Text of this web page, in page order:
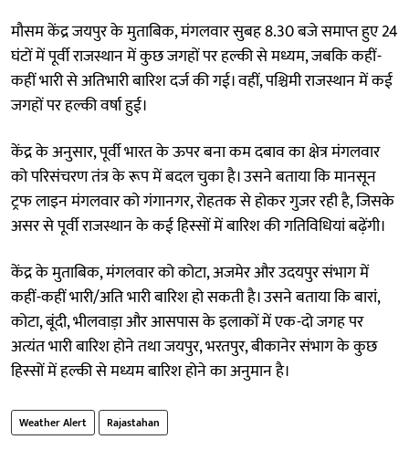
मौसम केंद्र जयपुर के मुताबिक, मंगलवार सुबह 8.30 बजे समाप्त हुए 24
घंटों में पूर्वी राजस्थान में कुछ जगहों पर हल्की से मध्यम, जबकि कहीं-
कहीं भारी से अतिभारी बारिश दर्ज की गई। वहीं, पश्चिमी राजस्थान में कई
जगहों पर हल्की वर्षा हुई।
केंद्र के अनुसार, पूर्वी भारत के ऊपर बना कम दबाव का क्षेत्र मंगलवार
को परिसंचरण तंत्र के रूप में बदल चुका है। उसने बताया कि मानसून
ट्रफ लाइन मंगलवार को गंगानगर, रोहतक से होकर गुजर रही है, जिसके
असर से पूर्वी राजस्थान के कई हिस्सों में बारिश की गतिविधियां बढ़ेंगी।
केंद्र के मुताबिक, मंगलवार को कोटा, अजमेर और उदयपुर संभाग में
कहीं-कहीं भारी/अति भारी बारिश हो सकती है। उसने बताया कि बारां,
कोटा, बूंदी, भीलवाड़ा और आसपास के इलाकों में एक-दो जगह पर
अत्यंत भारी बारिश होने तथा जयपुर, भरतपुर, बीकानेर संभाग के कुछ
हिस्सों में हल्की से मध्यम बारिश होने का अनुमान है।
Weather Alert Rajastahan